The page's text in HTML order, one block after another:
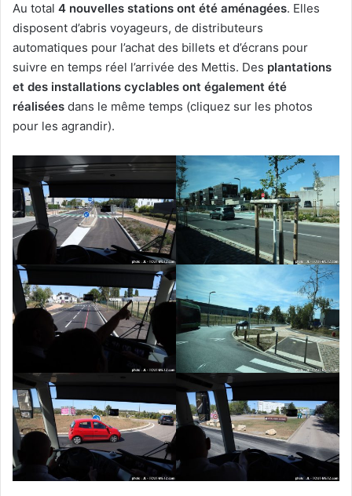
Au total 4 nouvelles stations ont été aménagées. Elles
disposent d’abris voyageurs, de distributeurs
automatiques pour l’achat des billets et d’écrans pour
suivre en temps réel l’arrivée des Mettis. Des plantations
et des installations cyclables ont également été
réalisées dans le même temps (cliquez sur les photos
pour les agrandir).